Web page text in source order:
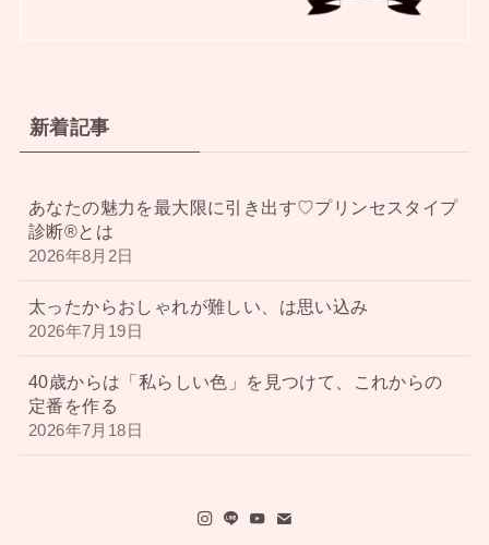
新着記事
あなたの魅力を最大限に引き出す♡プリンセスタイプ
診断®︎とは
2026年8月2日
太ったからおしゃれが難しい、は思い込み
2026年7月19日
40歳からは「私らしい色」を見つけて、これからの
定番を作る
2026年7月18日